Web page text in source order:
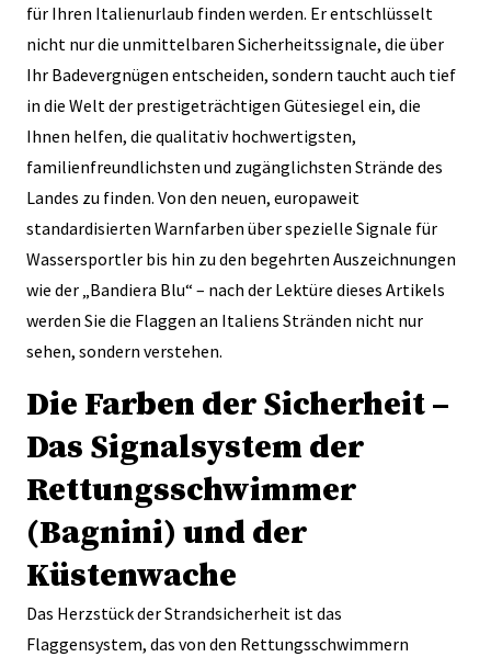
für Ihren Italienurlaub finden werden. Er entschlüsselt
nicht nur die unmittelbaren Sicherheitssignale, die über
Ihr Badevergnügen entscheiden, sondern taucht auch tief
in die Welt der prestigeträchtigen Gütesiegel ein, die
Ihnen helfen, die qualitativ hochwertigsten,
familienfreundlichsten und zugänglichsten Strände des
Landes zu finden. Von den neuen, europaweit
standardisierten Warnfarben über spezielle Signale für
Wassersportler bis hin zu den begehrten Auszeichnungen
wie der „Bandiera Blu“ – nach der Lektüre dieses Artikels
werden Sie die Flaggen an Italiens Stränden nicht nur
sehen, sondern verstehen.
Die Farben der Sicherheit –
Das Signalsystem der
Rettungsschwimmer
(Bagnini) und der
Küstenwache
Das Herzstück der Strandsicherheit ist das
Flaggensystem, das von den Rettungsschwimmern